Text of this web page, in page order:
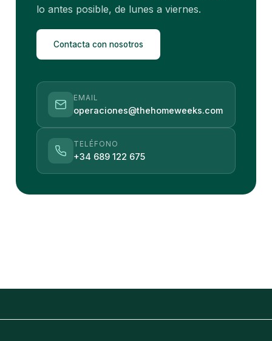
lo antes posible, de lunes a viernes.
Contacta con nosotros
EMAIL
operaciones@thehomeweeks.com
TELÉFONO
+34 689 122 675